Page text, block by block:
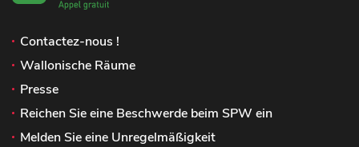
Contactez-nous !
Wallonische Räume
Presse
Reichen Sie eine Beschwerde beim SPW ein
Melden Sie eine Unregelmäßigkeit